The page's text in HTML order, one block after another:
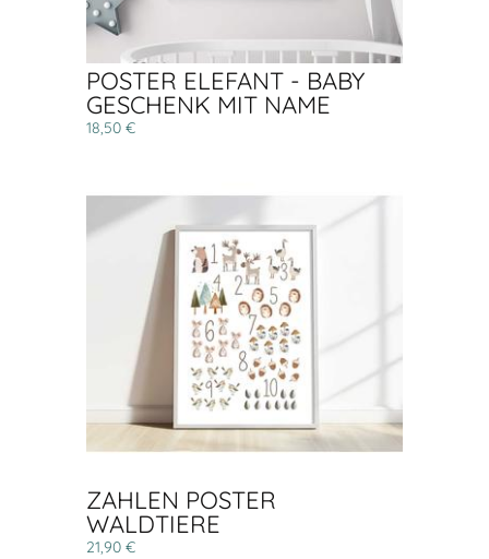
POSTER ELEFANT - BABY
GESCHENK MIT NAME
18,50 €
ZAHLEN POSTER
WALDTIERE
21,90 €